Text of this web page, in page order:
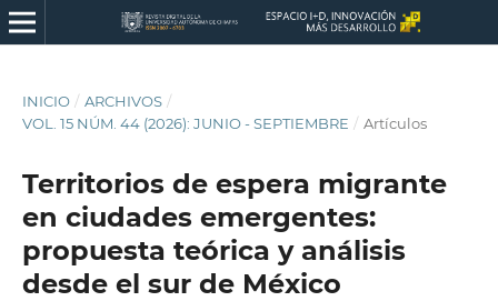
INICIO / ARCHIVOS /
VOL. 15 NÚM. 44 (2026): JUNIO - SEPTIEMBRE / Artículos
Territorios de espera migrante
en ciudades emergentes:
propuesta teórica y análisis
desde el sur de México